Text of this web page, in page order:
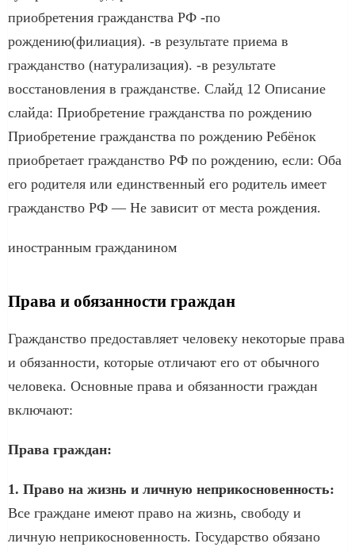
приобретения гражданства РФ -по
рождению(филиация). -в результате приема в
гражданство (натурализация). -в результате
восстановления в гражданстве. Слайд 12 Описание
слайда: Приобретение гражданства по рождению
Приобретение гражданства по рождению Ребёнок
приобретает гражданство РФ по рождению, если: Оба
его родителя или единственный его родитель имеет
гражданство РФ — Не зависит от места рождения.
иностранным гражданином
Права и обязанности граждан
Гражданство предоставляет человеку некоторые права
и обязанности, которые отличают его от обычного
человека. Основные права и обязанности граждан
включают:
Права граждан:
1. Право на жизнь и личную неприкосновенность:
Все граждане имеют право на жизнь, свободу и
личную неприкосновенность. Государство обязано